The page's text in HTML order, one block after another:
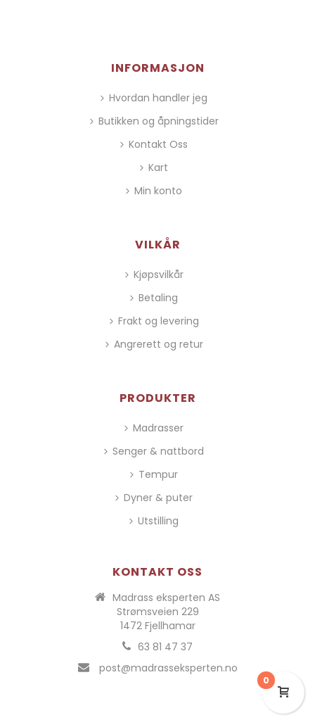
INFORMASJON
Hvordan handler jeg
Butikken og åpningstider
Kontakt Oss
Kart
Min konto
VILKÅR
Kjøpsvilkår
Betaling
Frakt og levering
Angrerett og retur
PRODUKTER
Madrasser
Senger & nattbord
Tempur
Dyner & puter
Utstilling
KONTAKT OSS
Madrass eksperten AS
Strømsveien 229
1472 Fjellhamar
63 81 47 37
post@madrasseksperten.no
0